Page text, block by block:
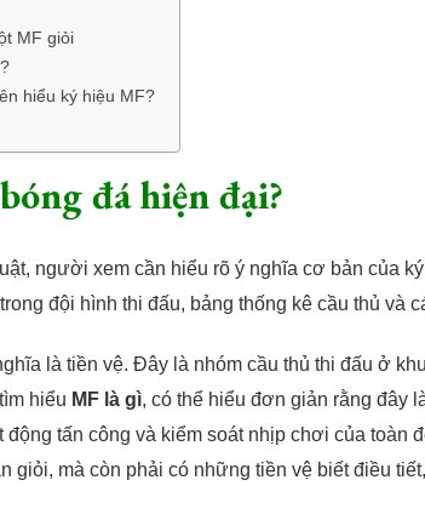
MF giỏi
hiểu ký hiệu MF?
đá hiện đại?
người xem cần hiểu rõ ý nghĩa cơ bản của
đội hình thi đấu, bảng thống kê cầu thủ và
là tiền vệ. Đây là nhóm cầu thủ thi đấu ở
hiểu MF là gì, có thể hiểu đơn giản rằng đây
tấn công và kiểm soát nhịp chơi của toàn
giỏi, mà còn phải có những tiền vệ biết điều